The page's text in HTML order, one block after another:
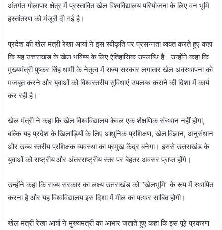
अंतर्गत गोलापार क्षेत्र में प्रस्तावित खेल विश्वविद्यालय परियोजना के लिए वन भूमि
हस्तांतरण को मंजूरी दी गई है।
प्रदेश की खेल मंत्री रेखा आर्या ने इस स्वीकृति पर प्रसन्नता व्यक्त करते हुए कहा
कि यह उत्तराखंड के खेल भविष्य के लिए ऐतिहासिक उपलब्धि है। उन्होंने कहा कि
मुख्यमंत्री पुष्कर सिंह धामी के नेतृत्व में राज्य सरकार लगातार खेल अवस्थापना को
मजबूत करने और युवाओं को विश्वस्तरीय सुविधाएं उपलब्ध कराने की दिशा में कार्य
कर रही है।
खेल मंत्री ने कहा कि खेल विश्वविद्यालय केवल एक शैक्षणिक संस्थान नहीं होगा,
बल्कि यह प्रदेश के खिलाड़ियों के लिए आधुनिक प्रशिक्षण, खेल विज्ञान, अनुसंधान
और उच्च स्तरीय प्रशिक्षक व्यवस्था का प्रमुख केंद्र बनेगा। इससे उत्तराखंड के
युवाओं को राष्ट्रीय और अंतरराष्ट्रीय स्तर पर बेहतर अवसर प्राप्त होंगे।
उन्होंने कहा कि राज्य सरकार का लक्ष्य उत्तराखंड को “खेलभूमि” के रूप में स्थापित
करना है और यह विश्वविद्यालय इस दिशा में मील का पत्थर साबित होगी।
खेल मंत्री रेखा आर्या ने मुख्यमंत्री का आभार जताते हुए कहा कि इस पूरे प्रकरण